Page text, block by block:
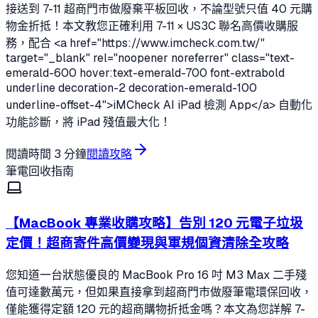
接送到 7-11 超商門市做廢棄平板回收，不論型號只值 40 元購
物金折抵！本文教您正確利用 7-11 × US3C 聯名高價收購服
務，配合 <a href="https://www.imcheck.com.tw/"
target="_blank" rel="noopener noreferrer" class="text-
emerald-600 hover:text-emerald-700 font-extrabold
underline decoration-2 decoration-emerald-100
underline-offset-4">iMCheck AI iPad 檢測 App</a> 自動化
功能診斷，將 iPad 殘值最大化！
閱讀時間 3 分鐘閱讀攻略
筆電回收指南
【MacBook 專業收購攻略】告別 120 元電子垃圾
定價！超商寄件高價變現與軍規個資清除全攻略
您知道一台狀態優良的 MacBook Pro 16 吋 M3 Max 二手殘
值可達數萬元，但如果直接拿到超商門市做廢筆電環保回收，
僅能獲得定額 120 元的超商購物折抵金嗎？本文為您詳解 7-